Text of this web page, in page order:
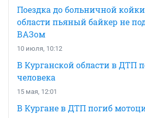
Поездка до больничной
области пьяный байкер не
ВАЗом
10 июля, 10:12
В Курганской области в ДТП
человека
15 мая, 12:01
В Кургане в ДТП погиб